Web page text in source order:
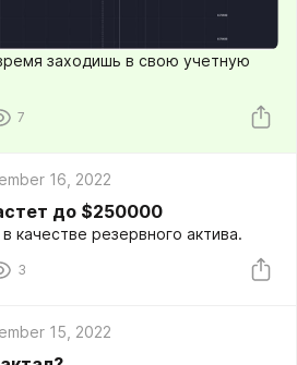
заходишь в свою учетную
7
16, 2022
до $250000
качестве резервного актива.
3
15, 2022